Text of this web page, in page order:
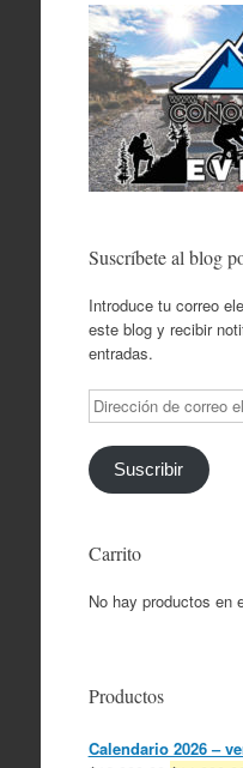
Suscríbete al blog
Introduce tu correo
este blog y recibir
entradas.
Dirección
de
correo
electrónico
Suscribir
Carrito
No hay productos en
Productos
Calendario 2026 –